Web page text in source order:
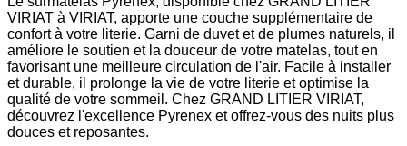
VIRIAT à VIRIAT, apporte une couche supplémentaire de
confort à votre literie. Garni de duvet et de plumes naturels, il
améliore le soutien et la douceur de votre matelas, tout en
favorisant une meilleure circulation de l'air. Facile à installer
et durable, il prolonge la vie de votre literie et optimise la
qualité de votre sommeil. Chez GRAND LITIER VIRIAT,
découvrez l'excellence Pyrenex et offrez-vous des nuits plus
douces et reposantes.